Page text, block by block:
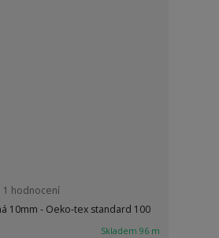
1 hodnocení
10mm - Oeko-tex standard 100
Skladem 96 m